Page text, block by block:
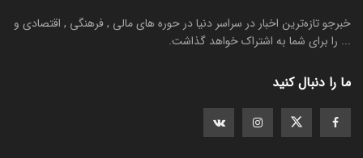
خبرجو تازه‌ترین اخبار در سراسر دنیا در حوره های مالی , فرهنگی , اقتصادی و
... را برای شما به اشتراک خواهد گذاشت.
ما را دنبال کنید